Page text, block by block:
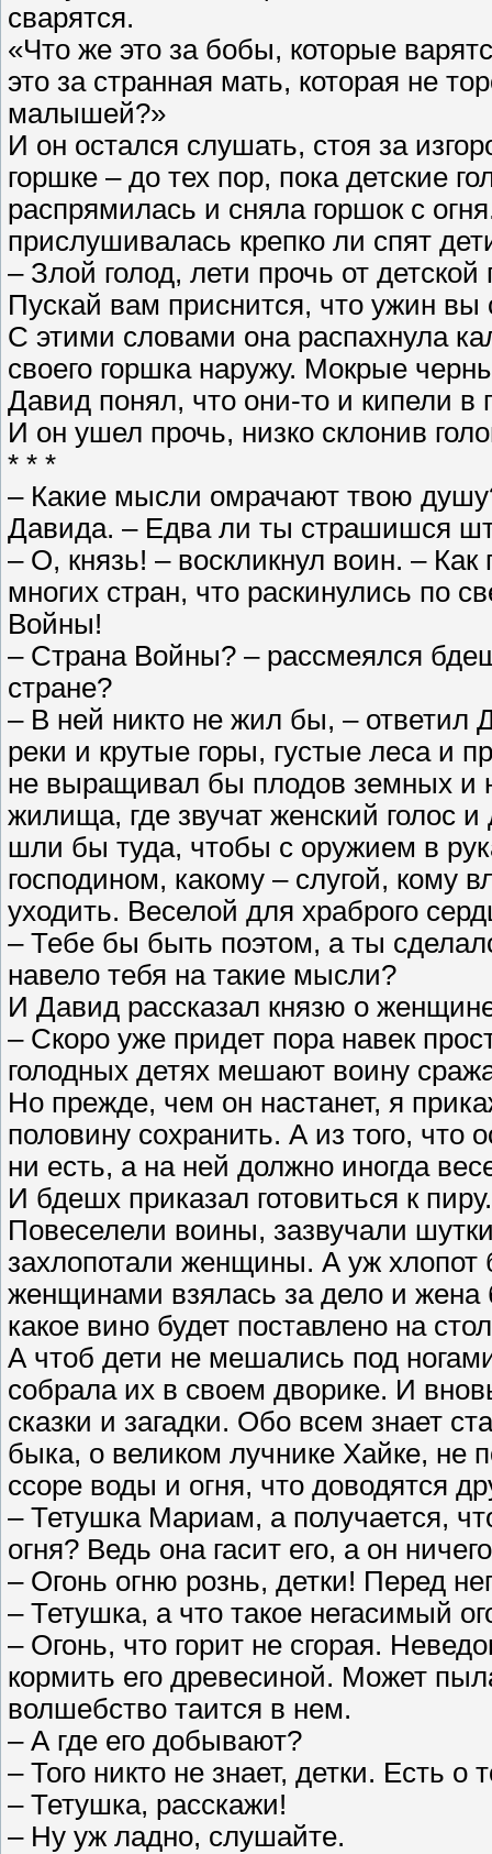
сварятся.
«Что же это за бобы, которые
это за странная мать, которая не
малышей?»
И он остался слушать, стоя за
горшке – до тех пор, пока детские
распрямилась и сняла горшок с
прислушивалась крепко ли спят
– Злой голод, лети прочь от детской
Пускай вам приснится, что ужин вы
С этими словами она распахнула
своего горшка наружу. Мокрые
Давид понял, что они-то и кипели в
И он ушел прочь, низко склонив
* * *
– Какие мысли омрачают твою
Давида. – Едва ли ты страшишся
– О, князь! – воскликнул воин. –
многих стран, что раскинулись по
Войны!
– Страна Войны? – рассмеялся
стране?
– В ней никто не жил бы, –
реки и крутые горы, густые леса и
не выращивал бы плодов земных и
жилища, где звучат женский голос
шли бы туда, чтобы с оружием в
господином, какому – слугой, кому
уходить. Веселой для храброго
– Тебе бы быть поэтом, а ты
навело тебя на такие мысли?
И Давид рассказал князю о
– Скоро уже придет пора навек
голодных детях мешают воину
Но прежде, чем он настанет, я
половину сохранить. А из того, что
ни есть, а на ней должно иногда
И бдешх приказал готовиться к пиру.
Повеселели воины, зазвучали
захлопотали женщины. А уж хлопот
женщинами взялась за дело и
какое вино будет поставлено на
А чтоб дети не мешались под
собрала их в своем дворике. И
сказки и загадки. Обо всем знает
быка, о великом лучнике Хайке, не
ссоре воды и огня, что доводятся
– Тетушка Мариам, а получается,
огня? Ведь она гасит его, а он
– Огонь огню рознь, детки! Перед
– Тетушка, а что такое негасимый
– Огонь, что горит не сгорая.
кормить его древесиной. Может
волшебство таится в нем.
– А где его добывают?
– Того никто не знает, детки. Есть о
– Тетушка, расскажи!
– Ну уж ладно, слушайте.